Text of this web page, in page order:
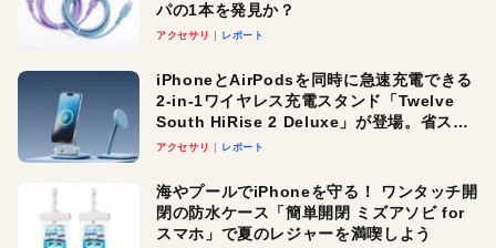
パの1本を発見か？
アクセサリ レポート
iPhoneとAirPodsを同時に急速充電できる
2-in-1ワイヤレス充電スタンド「Twelve
South HiRise 2 Deluxe」が登場。省スペ
ースでおしゃれに充電したい人にオスス
アクセサリ レポート
海やプールでiPhoneを守る！ ワンタッチ開
閉の防水ケース「簡単開閉 ミズアソビ for
スマホ」で夏のレジャーを満喫しよう